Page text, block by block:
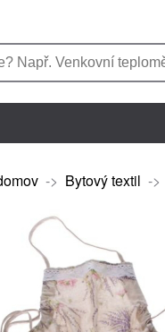
-> Bytový textil ->